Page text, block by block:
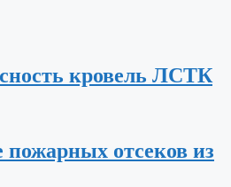
кровель ЛСТК
отсеков из